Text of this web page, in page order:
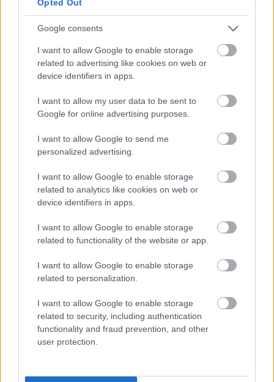
Opted Out
Google consents
I want to allow Google to enable storage
related to advertising like cookies on web or
device identifiers in apps.
I want to allow my user data to be sent to
Google for online advertising purposes.
I want to allow Google to send me
personalized advertising.
I want to allow Google to enable storage
related to analytics like cookies on web or
device identifiers in apps.
I want to allow Google to enable storage
related to functionality of the website or app.
I want to allow Google to enable storage
related to personalization.
I want to allow Google to enable storage
related to security, including authentication
functionality and fraud prevention, and other
user protection.